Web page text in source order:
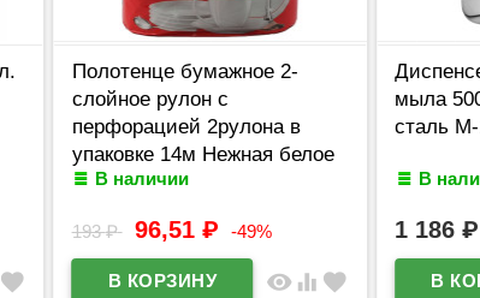
favorite
Полотенце бумажное 2-
слойное рулон с
перфорацией 2рулона в
упаковке 14м Нежная белое
(Ст.12)
В наличии
193₽ 96,51 ₽ -49%
visibility equalizer favorite
мыла
сталь
В
1 186₽